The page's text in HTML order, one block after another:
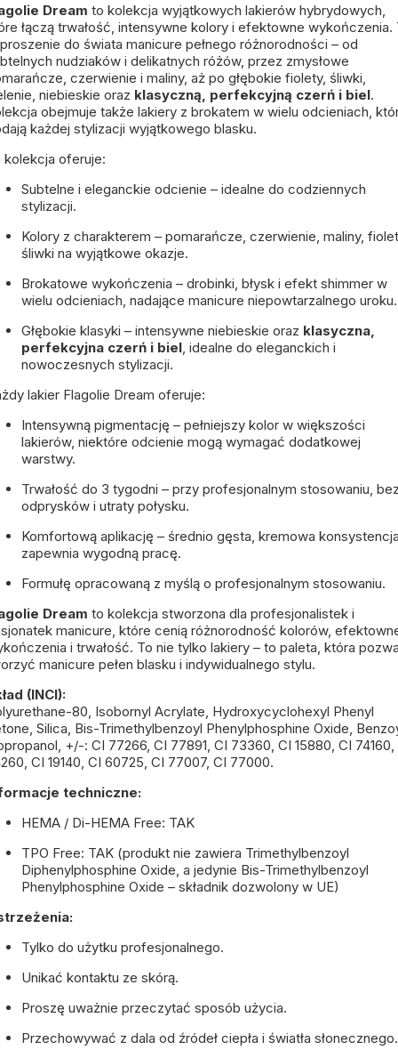
Dream to kolekcja wyjątkowych lakierów hybrydowych,
łączą trwałość, intensywne kolory i efektowne wykończenia.
do świata manicure pełnego różnorodności – od
nudziaków i delikatnych różów, przez zmysłowe
czerwienie i maliny, aż po głębokie fiolety, śliwki,
niebieskie oraz klasyczną, perfekcyjną czerń i biel.
obejmuje także lakiery z brokatem w wielu odcieniach,
każdej stylizacji wyjątkowego blasku.
kolekcja oferuje:
Subtelne i eleganckie odcienie – idealne do codziennych
stylizacji.
Kolory z charakterem – pomarańcze, czerwienie, maliny,
śliwki na wyjątkowe okazje.
Brokatowe wykończenia – drobinki, błysk i efekt shimmer w
wielu odcieniach, nadające manicure niepowtarzalnego uroku.
Głębokie klasyki – intensywne niebieskie oraz klasyczna,
perfekcyjna czerń i biel , idealne do eleganckich i
nowoczesnych stylizacji.
lakier Flagolie Dream oferuje:
Intensywną pigmentację – pełniejszy kolor w większości
lakierów, niektóre odcienie mogą wymagać dodatkowej
warstwy.
Trwałość do 3 tygodni – przy profesjonalnym stosowaniu,
odprysków i utraty połysku.
Komfortową aplikację – średnio gęsta, kremowa
zapewnia wygodną pracę.
Formułę opracowaną z myślą o profesjonalnym stosowaniu.
Dream to kolekcja stworzona dla profesjonalistek i
manicure, które cenią różnorodność kolorów,
i trwałość. To nie tylko lakiery – to paleta, która
manicure pełen blasku i indywidualnego stylu.
(INCI):
80, Isobornyl Acrylate, Hydroxycyclohexyl Phenyl
Silica, Bis-Trimethylbenzoyl Phenylphosphine Oxide,
+/-: CI 77266, CI 77891, CI 73360, CI 15880, CI 74160,
CI 19140, CI 60725, CI 77007, CI 77000.
techniczne:
HEMA / Di-HEMA Free: TAK
TPO Free: TAK (produkt nie zawiera Trimethylbenzoyl
Diphenylphosphine Oxide, a jedynie Bis-Trimethylbenzoyl
Phenylphosphine Oxide – składnik dozwolony w UE)
Tylko do użytku profesjonalnego.
Unikać kontaktu ze skórą.
Proszę uważnie przeczytać sposób użycia.
Przechowywać z dala od źródeł ciepła i światła słonecznego.